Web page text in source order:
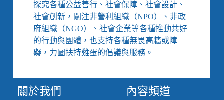
探究各種公益善行、社會保障、社會設計、
社會創新，關注非營利組織（NPO）、非政
府組織（NGO）、社會企業等各種推動共好
的行動與團體，也支持各種無畏高牆或障
礙，力圖扶持雞蛋的倡議與服務。
關於我們 內容頻道